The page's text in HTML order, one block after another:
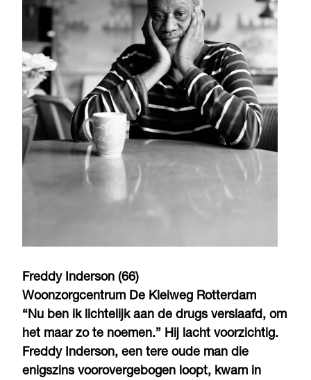
Freddy Inderson (66)
Woonzorgcentrum De Kleiweg Rotterdam
“Nu ben ik lichtelijk aan de drugs verslaafd, om
het maar zo te noemen.” Hij lacht voorzichtig.
Freddy Inderson, een tere oude man die
enigszins voorovergebogen loopt, kwam in